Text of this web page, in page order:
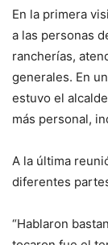
En la primera
a las personas
rancherías,
generales. En
estuvo el
más personal,
A la última
diferentes
“Hablaron